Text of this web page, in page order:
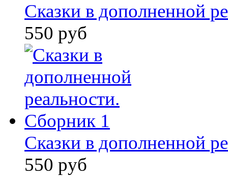
Сказки в дополненной
550 руб
Сказки в дополненной
550 руб